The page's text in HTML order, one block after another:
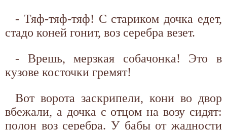
- Тяф-тяф-тяф! С стариком дочка едет,
стадо коней гонит, воз серебра везет.
- Врешь, мерзкая собачонка! Это в
кузове косточки гремят!
Вот ворота заскрипели, кони во двор
вбежали, а дочка с отцом на возу сидят:
полон воз серебра. У бабы от жадности